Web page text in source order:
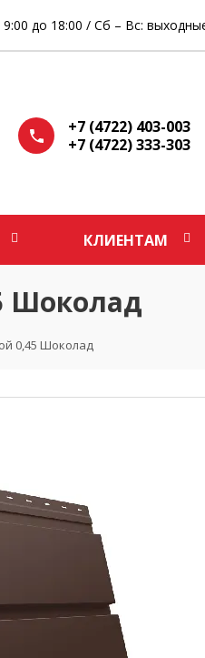
до 18:00 / Сб – Вс:
+7 (4722) 403-003
+7 (4722) 333-303
КЛИЕНТАМ
Шоколад
0,45 Шоколад